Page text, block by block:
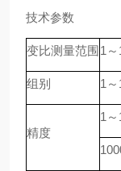
技术参数
变比测量范围 1
组别 1
精度
1